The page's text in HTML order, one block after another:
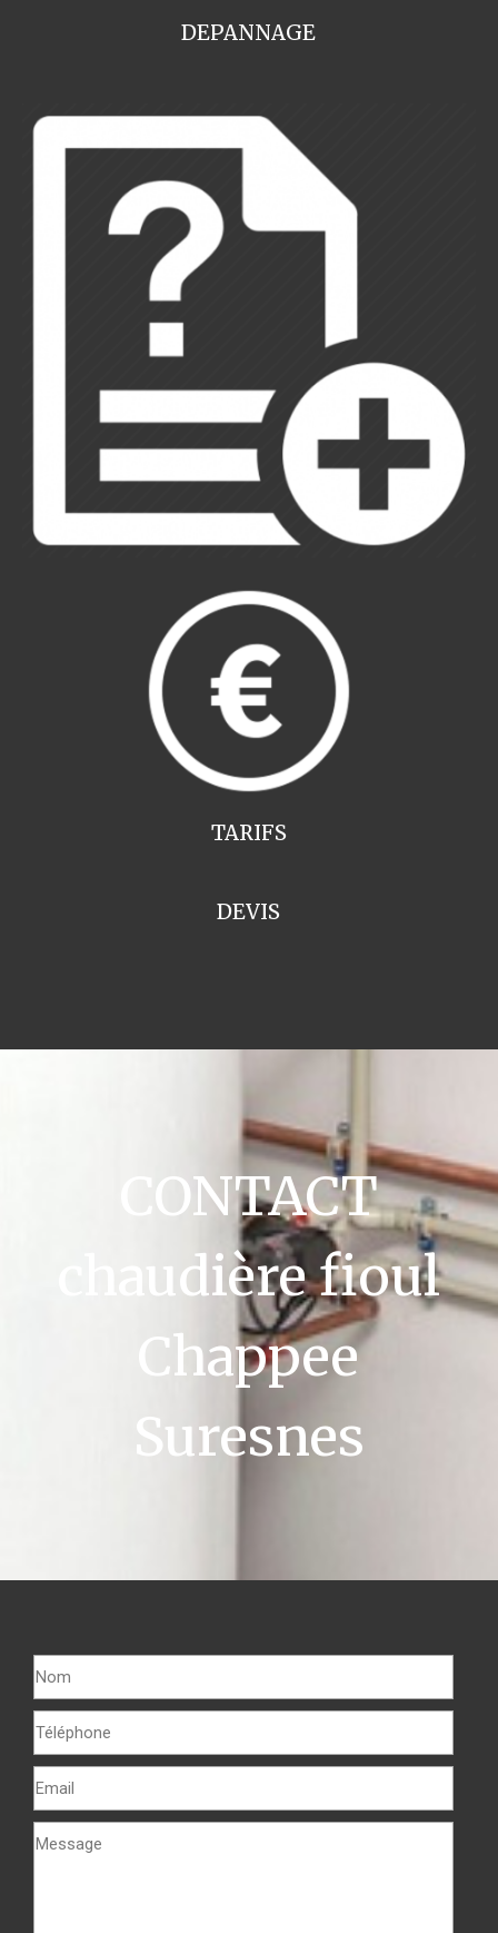
DEPANNAGE
TARIFS
DEVIS
CONTACT
chaudière fioul
Chappee
Suresnes